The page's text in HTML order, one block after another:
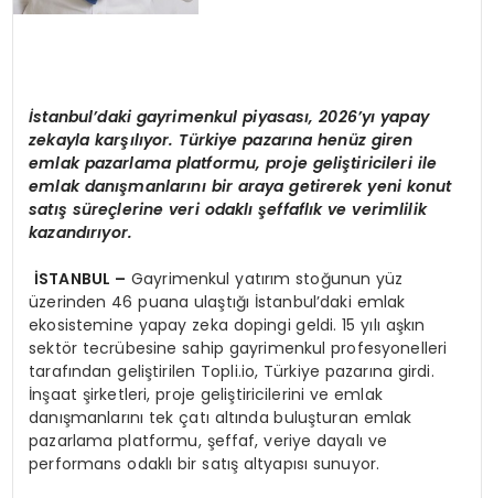
İstanbul’daki gayrimenkul piyasası, 2026’yıyapay
zekayla karşılıyor. Türkiye pazarına henüz giren
emlak pazarlama platformu, proje geliştiricileri ile
emlak danışmanlarını bir araya getirerek yeni konut
satış süreçlerine veri odaklı şeffaflık ve verimlilik
kazandırıyor.
İSTANBUL – Gayrimenkul yatırım stoğunun yüz
üzerinden 46 puana ulaştığı İstanbul’daki emlak
ekosistemine yapay zeka dopingi geldi. 15 yılı aşkın
sektör tecrübesine sahip gayrimenkul profesyonelleri
tarafından geliştirilen Topli.io, Türkiye pazarına girdi.
İnşaat şirketleri, proje geliştiricilerini ve emlak
danışmanlarını tek çatı altında buluşturan emlak
pazarlama platformu, şeffaf, veriye dayalı ve
performans odaklı bir satış altyapısı sunuyor.